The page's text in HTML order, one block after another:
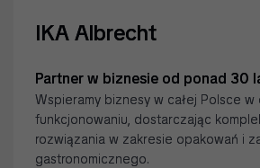
IKA Albrecht
Partner w biznesie od ponad 30
Wspieramy biznesy w całej Polsce w
funkcjonowaniu, dostarczając
rozwiązania w zakresie opakowań i
gastronomicznego.